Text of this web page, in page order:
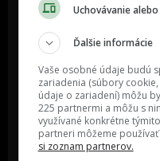
Oslov reklamou viac ako milión
ľudí v rôznych vekových
kategóriách a na rôznych
sociálnych sieťach a nakopni svoj
biznis alebo produkt.
MÁM ZÁUJEM O
SPOLUPRÁCU
Uchovávanie
Ďalšie informácie
Vaše osobné údaje budú
zariadenia (súbory
údaje o zariadení) môžu
225 partnermi a môžu s
využívané konkrétne
partneri môžeme
si zoznam partnerov.